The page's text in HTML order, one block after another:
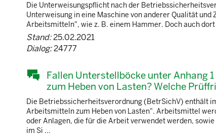
Die Unterweisungspflicht nach der
Unterweisung in eine Maschine von anderer Qualität
Arbeitsmitteln", wie z. B. einem Hammer. Doch auch
Stand:25.02.2021
Dialog:24777
Fallen Unterstellböcke unter Anhang
zum Heben von Lasten? Welche
Die Betriebssicherheitsverordnung (BetrSichV) enthält
Arbeitsmitteln zum Heben von Lasten". Arbeitsmittel
oder Anlagen, die für die Arbeit verwendet werden,
im Si ...